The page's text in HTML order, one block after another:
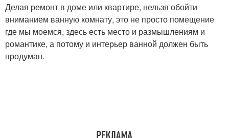
Делая ремонт в доме или квартире, нельзя обойти
вниманием ванную комнату, это не просто помещение
где мы моемся, здесь есть место и размышлениям и
романтике, а потому и интерьер ванной должен быть
продуман.